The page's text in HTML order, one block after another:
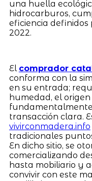
una huella
hidrocarburos,
eficiencia definidos
2022.
El comprador
conforma con la
en su entrada;
humedad, el
transacción clara.
vivirconmadera.info
tradicionales
En dicho sitio, se
comercializando
hasta mobiliario y
convivir con este